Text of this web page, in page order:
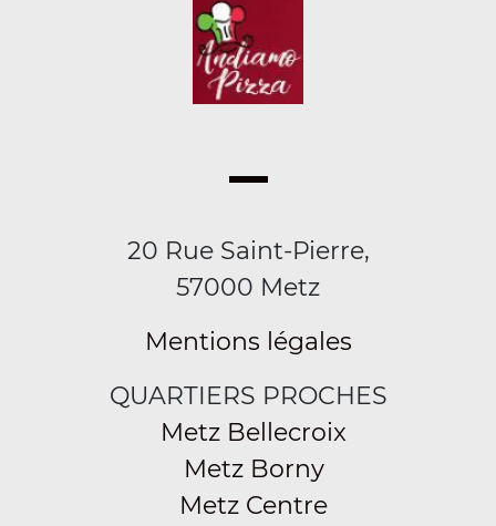
20 Rue Saint-Pierre,
57000 Metz
Mentions légales
QUARTIERS PROCHES
Metz Bellecroix
Metz Borny
Metz Centre